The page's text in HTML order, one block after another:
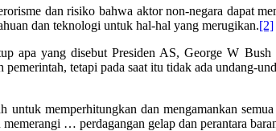
dan risiko bahwa aktor non-negara dapat
dan teknologi untuk hal-hal yang merugikan.[2]
apa yang disebut Presiden AS, George W
tetapi pada saat itu tidak ada undang-
memperhitungkan dan mengamankan
… perdagangan gelap dan perantara